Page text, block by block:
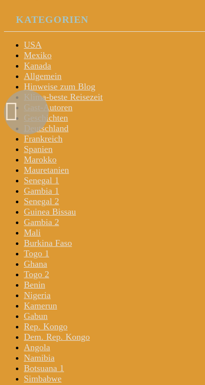
KATEGORIEN
USA
Mexiko
Kanada
Allgemein
Hinweise zum Blog
Klima-beste Reisezeit
Gast-Autoren
Geschichten
Deutschland
Frankreich
Spanien
Marokko
Mauretanien
Senegal 1
Gambia 1
Senegal 2
Guinea Bissau
Gambia 2
Mali
Burkina Faso
Togo 1
Ghana
Togo 2
Benin
Nigeria
Kamerun
Gabun
Rep. Kongo
Dem. Rep. Kongo
Angola
Namibia
Botsuana 1
Simbabwe